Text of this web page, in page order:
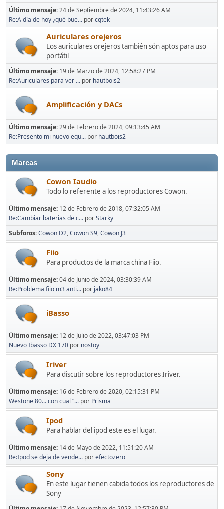
Último mensaje:24 de Septiembre de 2024, 11:43:26 AM
Re:A día de hoy ¿qué bue... porcqtek
Auriculares orejeros
Los auriculares orejeros también són aptos para uso
portátil
Último mensaje: 19 de Marzo de 2024, 12:58:27 PM
Re:Auriculares para ver ... por hautbois2
Amplificación y DACs
Último mensaje:29 de Febrero de 2024, 09:13:45 AM
Re:Presento mi nuevo equ... por hautbois2
Marcas
Cowon Iaudio
Todo lo referente a los reproductores Cowon.
Último mensaje: 12 de Febrero de 2018, 07:32:05 AM
Re:Cambiar baterias de c... porStarky
Subforos Cowon D2 Cowon S9 Cowon J3
Fiio
Para productos de la marca china Fiio.
Último mensaje:04 de Junio de 2024, 03:30:39 AM
Re:Problema fiio m3 anti... por jako84
iBasso
Último mensaje: 12 de Julio de 2022, 03:47:03 PM
Nuevo Ibasso DX 170 por nostoy
Iriver
Para discutir sobre los reproductores Iriver.
Último mensaje: 16 de Febrero de 2020, 02:15:31 PM
Westone 80... con cual “... por Prisma
Ipod
Para hablar del ipod este es el lugar.
Último mensaje: 14 de Mayo de 2022, 11:51:20 AM
Re:Ipod se deja de vende... porefectozero
Sony
En este lugar tienen cabida todos los reproductores de
Sony